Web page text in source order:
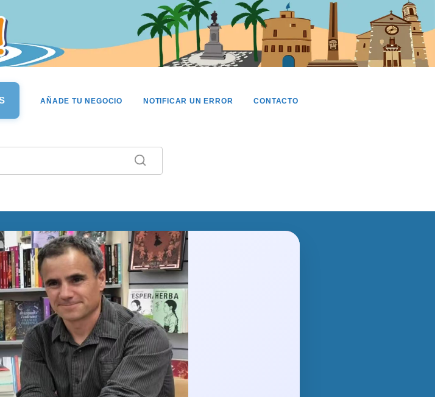
AÑADE TU NEGOCIO NOTIFICAR UN ERROR CONTACTO